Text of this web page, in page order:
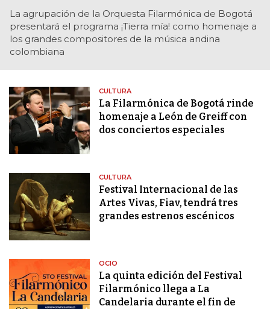
La agrupación de la Orquesta Filarmónica de Bogotá
presentará el programa ¡Tierra mía! como homenaje a
los grandes compositores de la música andina
colombiana
CULTURA
La Filarmónica de Bogotá rinde
homenaje a León de Greiff con
dos conciertos especiales
CULTURA
Festival Internacional de las
Artes Vivas, Fiav, tendrá tres
grandes estrenos escénicos
OCIO
La quinta edición del Festival
Filarmónico llega a La
Candelaria durante el fin de